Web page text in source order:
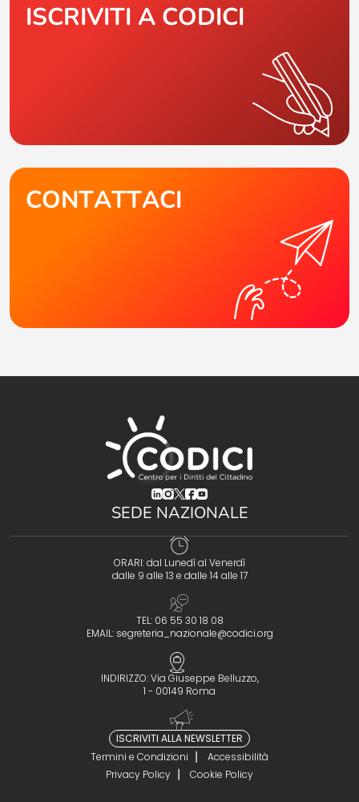
ISCRIVITI A CODICI
CONTATTACI
(opens in a new tab)
(opens in a new tab)
(opens in a new tab)
(opens in a new tab)
(opens in a new tab)
SEDE NAZIONALE
ORARI: dal Lunedì al Venerdì
dalle 9 alle 13 e dalle 14 alle 17
TEL: 06 55 30 18 08
EMAIL: segreteria_nazionale@codici.org
INDIRIZZO: Via Giuseppe Belluzzo,
1 - 00149 Roma
ISCRIVITI ALLA NEWSLETTER
Termini e Condizioni
Accessibilità
Privacy Policy
Cookie Policy